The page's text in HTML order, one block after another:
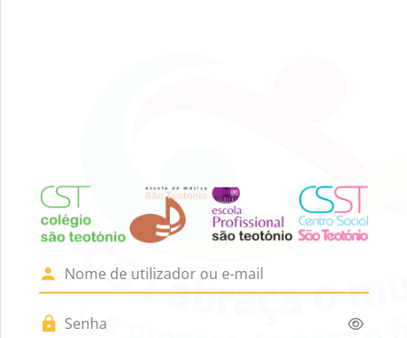
Entrar em
Nome de utilizador ou e-mail